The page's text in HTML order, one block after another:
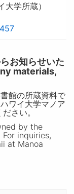
大学所蔵）
お知らせいた
materials,
館の所蔵資料で
ワイ大学マノア
さい。
by the
inquiries,
at Manoa